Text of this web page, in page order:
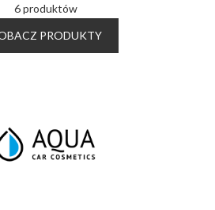
6 produktów
PRODUKTY